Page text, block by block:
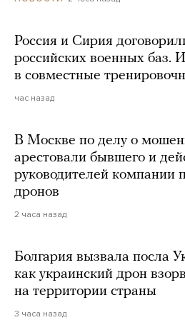
Россия и Сирия
российских военных баз.
в совместные
час назад
В Москве по делу о
арестовали бывшего и
руководителей компании
дронов
2 часа назад
Болгария вызвала посла
как украинский дрон
на территории страны
3 часа назад